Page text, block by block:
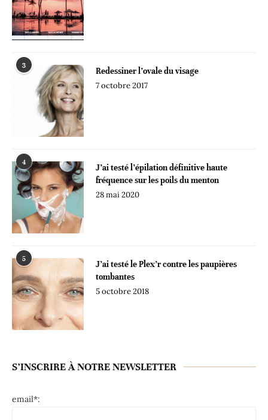
3
Redessiner l’ovale du visage
7 octobre 2017
4
J’ai testé l’épilation définitive haute
fréquence sur les poils du menton
28 mai 2020
5
J’ai testé le Plex’r contre les paupières
tombantes
5 octobre 2018
S’INSCRIRE À NOTRE NEWSLETTER
email*: